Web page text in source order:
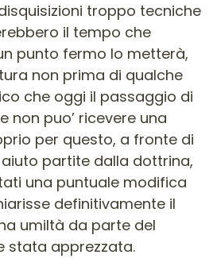
troppo tecniche
il tempo che
punto fermo lo metterà,
non prima di qualche
che oggi il passaggio di
non puo’ ricevere una
per questo, a fronte di
partite dalla dottrina,
una puntuale modifica
definitivamente il
umiltà da parte del
stata apprezzata.